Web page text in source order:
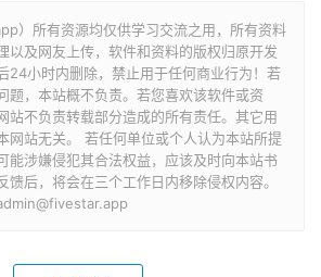
）所有资源均仅供学习交流之用，所有资料
以及网友上传，软件和资料的版权归原开发
24小时内删除，禁止用于任何商业行为！若
题，本站概不负责。若您喜欢该软件或资
站不负责转载部分造成的所有责任。其它用
网站无关。 若任何单位或个人认为本站所提
能涉嫌侵犯其合法权益，应该及时向本站书
馈后，将会在三个工作日内移除侵权内容。